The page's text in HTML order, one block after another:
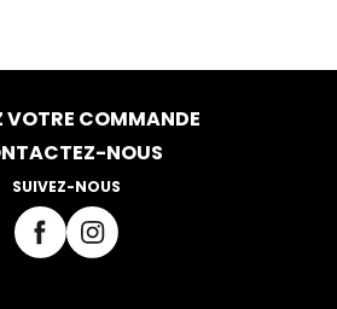
VOTRE COMMANDE
NOUS
SUIVEZ-NOUS